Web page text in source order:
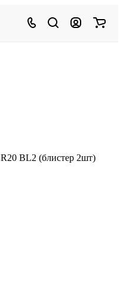
BL2 (блистер 2шт)